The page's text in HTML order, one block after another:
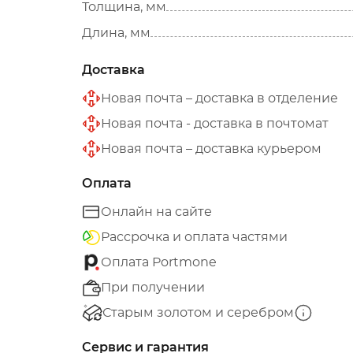
Толщина, мм
Длина, мм
Доставка
Новая почта – доставка в отделение
Новая почта - доставка в почтомат
Новая почта – доставка курьером
Оплата
Онлайн на сайте
Рассрочка и оплата частями
Оплата Portmone
При получении
Старым золотом и серебром
Сервис и гарантия